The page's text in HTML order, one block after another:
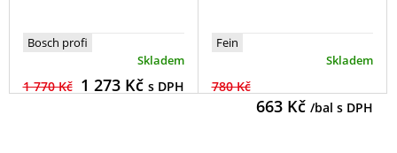
Bosch profi
Skladem
1 770 Kč 1 273Kč s DPH
Fein
Skladem
780 Kč
663Kč /bal s DPH